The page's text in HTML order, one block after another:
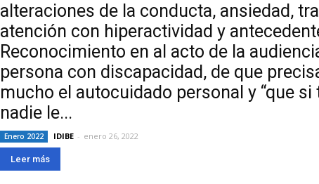
alteraciones de la conducta, ansiedad,
atención con hiperactividad y
Reconocimiento en al acto de la
persona con discapacidad, de que
mucho el autocuidado personal y “que
nadie le...
Enero 2022 IDIBE - enero 26, 2022
Leer más